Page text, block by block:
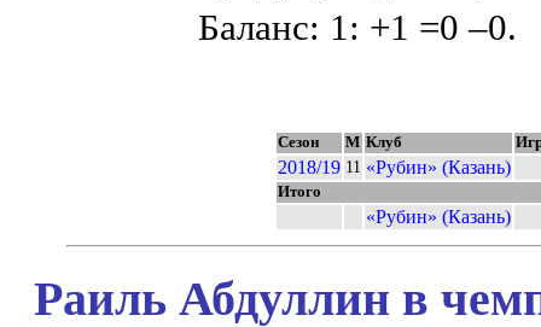
Баланс: 1: +1 =0 –0.
Сезон М Клуб
2018/19 11 «Рубин» (Казань)
Итого
«Рубин» (Казань)
Раиль Абдуллин в